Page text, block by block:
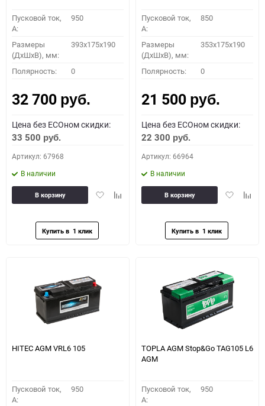
Пусковой ток,
A:
950
Размеры
(ДхШхВ), мм:
393x175x190
Полярность: 0
32 700 руб.
Цена без ECOном скидки:
33 500 руб.
Артикул: 67968
В наличии
ДобавитьДобавить
В корзину
Пусковой ток,
A:
850
Размеры
(ДхШхВ), мм:
353x175x190
Полярность: 0
21 500 руб.
Цена без ECOном скидки:
22 300 руб.
Артикул: 66964
В наличии
Добавить
В корзину
HITEC AGM VRL6 105
Пусковой ток,
A:
950
TOPLA AGM Stop&Go TAG105 L6
AGM
Пусковой ток,
A:
950